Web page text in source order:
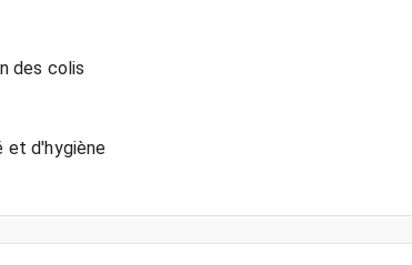
des colis
et d'hygiène